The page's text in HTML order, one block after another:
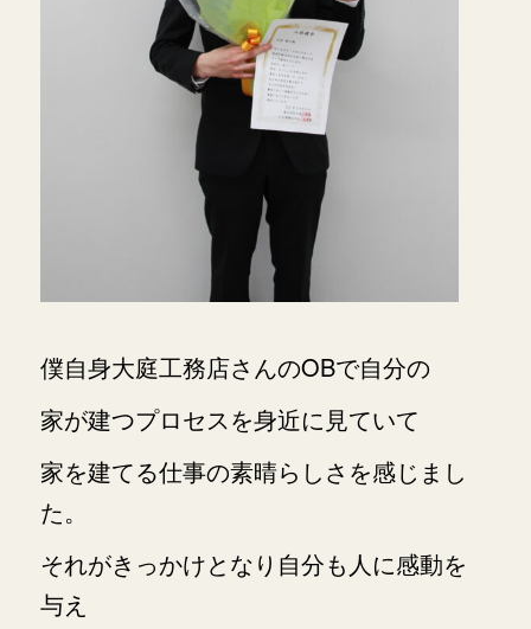
僕自身大庭工務店さんのOBで自分の
家が建つプロセスを身近に見ていて
家を建てる仕事の素晴らしさを感じまし
た。
それがきっかけとなり 自分も人に感動を
与え